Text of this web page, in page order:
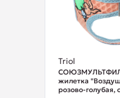
Triol
жилетка
розово-голубая,